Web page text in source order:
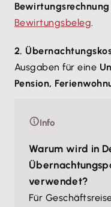
Bewirtungsrechnung
Bewirtungsbeleg.
2.
Ausgaben für eine
Pension,
Info
Warum wird in
verwendet?
Für